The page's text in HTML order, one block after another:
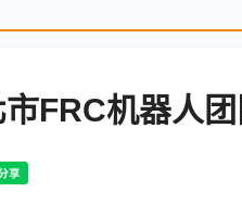
FRC机器人